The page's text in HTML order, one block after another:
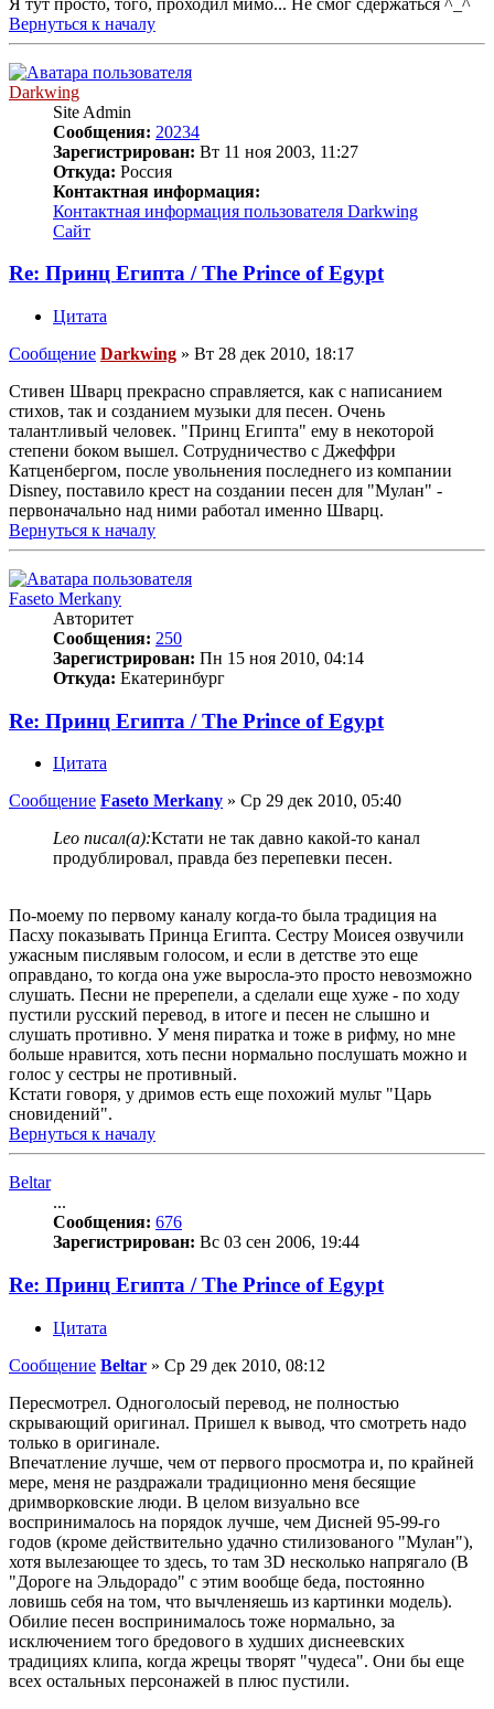
Вернуться к началу
Darkwing
Site Admin
Сообщения: 20234
Зарегистрирован: Вт 11 ноя 2003, 11:27
Откуда: Россия
Контактная информация:
Контактная информация пользователя Darkwing
Сайт
Re: Принц Египта / The Prince of Egypt
Цитата
Сообщение Darkwing » Вт 28 дек 2010, 18:17
Стивен Шварц прекрасно справляется, как с написанием
стихов, так и созданием музыки для песен. Очень
талантливый человек. "Принц Египта" ему в некоторой
степени боком вышел. Сотрудничество с Джеффри
Катценбергом, после увольнения последнего из компании
Disney, поставило крест на создании песен для "Мулан" -
первоначально над ними работал именно Шварц.
Вернуться к началу
Faseto Merkany
Авторитет
Сообщения: 250
Зарегистрирован: Пн 15 ноя 2010, 04:14
Откуда: Екатеринбург
Re: Принц Египта / The Prince of Egypt
Цитата
Сообщение Faseto Merkany » Ср 29 дек 2010, 05:40
Leo писал(а):Кстати не так давно какой-то канал
продублировал, правда без перепевки песен.
По-моему по первому каналу когда-то была традиция на
Пасху показывать Принца Египта. Сестру Моисея озвучили
ужасным пислявым голосом, и если в детстве это еще
оправдано, то когда она уже выросла-это просто невозможно
слушать. Песни не пререпели, а сделали еще хуже - по ходу
пустили русский перевод, в итоге и песен не слышно и
слушать противно. У меня пиратка и тоже в рифму, но мне
больше нравится, хоть песни нормально послушать можно и
голос у сестры не противный.
Кстати говоря, у дримов есть еще похожий мульт "Царь
сновидений".
Вернуться к началу
Beltar
...
Сообщения: 676
Зарегистрирован: Вс 03 сен 2006, 19:44
Re: Принц Египта / The Prince of Egypt
Цитата
Сообщение Beltar » Ср 29 дек 2010, 08:12
Пересмотрел. Одноголосый перевод, не полностью
скрывающий оригинал. Пришел к вывод, что смотреть надо
только в оригинале.
Впечатление лучше, чем от первого просмотра и, по крайней
мере, меня не раздражали традиционно меня бесящие
дримворковские люди. В целом визуально все
воспринималось на порядок лучше, чем Дисней 95-99-го
годов (кроме действительно удачно стилизованого "Мулан"),
хотя вылезающее то здесь, то там 3D несколько напрягало (В
"Дороге на Эльдорадо" с этим вообще беда, постоянно
ловишь себя на том, что вычленяешь из картинки модель).
Обилие песен воспринималось тоже нормально, за
исключением того бредового в худших диснеевских
традициях клипа, когда жрецы творят "чудеса". Они бы еще
всех остальных персонажей в плюс пустили.